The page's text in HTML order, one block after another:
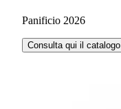
Panificio 2026
Consulta qui il catalogo